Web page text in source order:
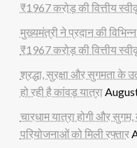
₹1967 करोड़ की वित्तीय
मुख्यमंत्री ने प्रदान की
₹1967 करोड़ की वित्तीय
श्रद्धा, सुरक्षा और सुगमता के
हो रही है कांवड़ यात्रा
चारधाम यात्रा होगी और
परियोजनाओं को मिली रफ्तार